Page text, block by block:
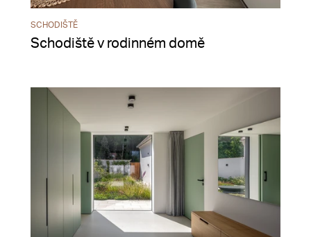
SCHODIŠTĚ
Schodiště v rodinném domě